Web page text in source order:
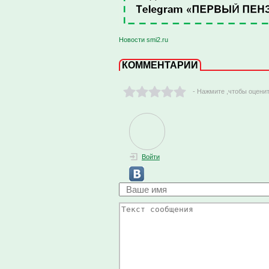
Новости smi2.ru
КОММЕНТАРИИ
- Нажмите ,чтобы
Войти